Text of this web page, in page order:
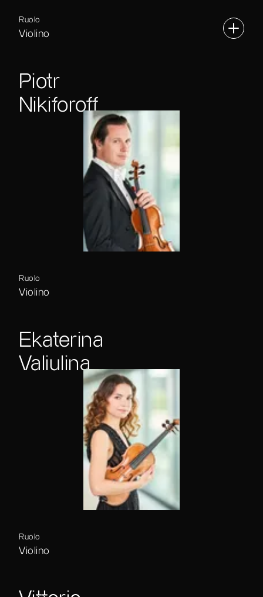
Ruolo
Violino
Piotr
Nikiforoff
Ruolo
Violino
Ekaterina
Valiulina
Ruolo
Violino